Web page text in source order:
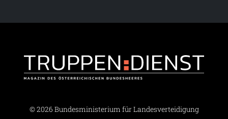
© 2026 Bundesministerium für Landesverteidigung